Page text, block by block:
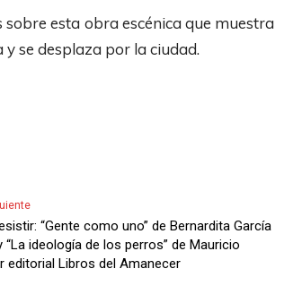
a
d
e
esta obra escénica que muestra
se desplaza por la ciudad.
“Gente como uno” de Bernardita García
“La ideología de los perros” de Mauricio
editorial Libros del Amanecer